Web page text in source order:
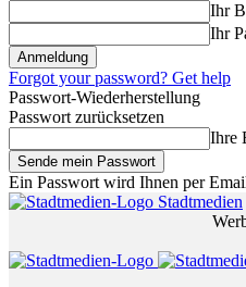
Ihr
Ihr
Forgot your password? Get help
Passwort-Wiederherstellung
Passwort zurücksetzen
Ihre
Ein Passwort wird Ihnen per
Stadtmedien